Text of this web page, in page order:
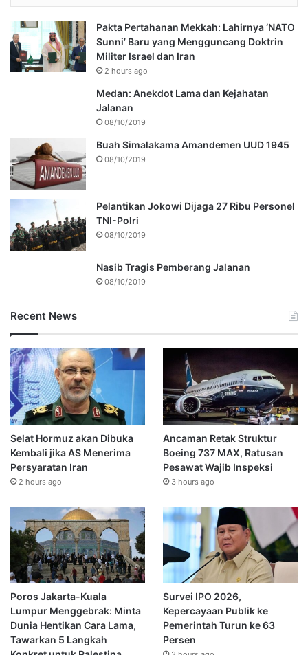
Pakta Pertahanan Mekkah: Lahirnya ‘NATO
Sunni’ Baru yang Mengguncang Doktrin
Militer Israel dan Iran
2 hours ago
Medan: Anekdot Lama dan Kejahatan
Jalanan
08/10/2019
Buah Simalakama Amandemen UUD 1945
08/10/2019
Pelantikan Jokowi Dijaga 27 Ribu Personel
TNI-Polri
08/10/2019
Nasib Tragis Pemberang Jalanan
08/10/2019
Recent News
Selat Hormuz akan Dibuka
Kembali jika AS Menerima
Persyaratan Iran
2 hours ago
Ancaman Retak Struktur
Boeing 737 MAX, Ratusan
Pesawat Wajib Inspeksi
3 hours ago
Poros Jakarta-Kuala
Lumpur Menggebrak: Minta
Dunia Hentikan Cara Lama,
Tawarkan 5 Langkah
Survei IPO 2026,
Kepercayaan Publik ke
Pemerintah Turun ke 63
Persen